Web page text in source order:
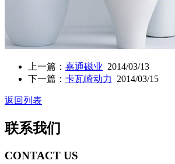
上一篇： 嘉通磁业 2014/03/13
下一篇： 卡瓦崎动力 2014/03/15
返回列表
联系我们
CONTACT US